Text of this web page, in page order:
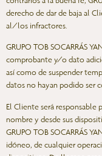
derecho de dar de baja al
al/los infractores.
GRUPO TOB SOCARRÁS
comprobante y/o dato
así como de suspender
datos no hayan podido ser
El Cliente será responsable
nombre y desde sus
GRUPO TOB SOCARRÁS
idóneo, de cualquier